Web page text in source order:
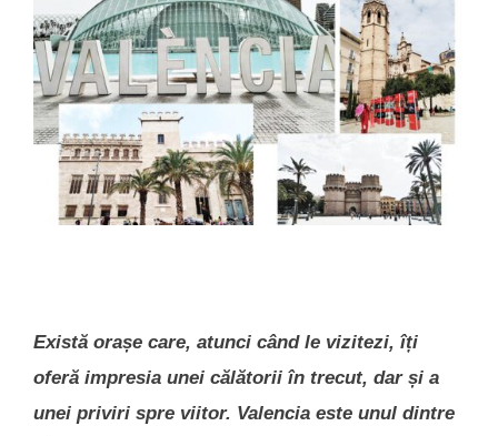
Există orașe care, atunci când le vizitezi, îți
oferă impresia unei călătorii în trecut, dar și a
unei priviri spre viitor. Valencia este unul dintre